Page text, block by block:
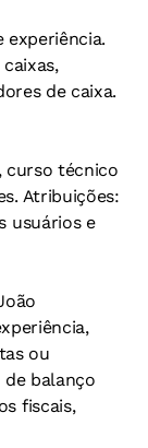
experiência.
de caixa.
curso técnico
Atribuições:
usuários e
ou
balanço
fiscais,